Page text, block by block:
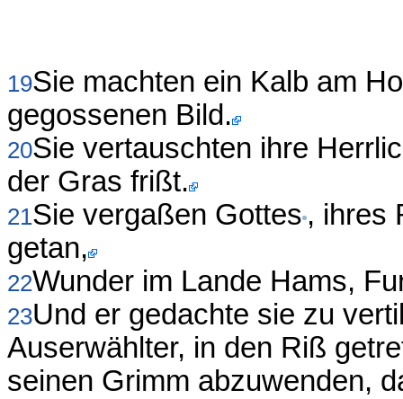
19Sie machten ein Kalb am
gegossenen Bild.
20Sie vertauschten ihre
der Gras frißt.
21Sie vergaßen Gottes , ihres
getan,
22Wunder im Lande Hams,
23Und er gedachte sie zu
Auserwählter, in den Riß
seinen Grimm abzuwenden,